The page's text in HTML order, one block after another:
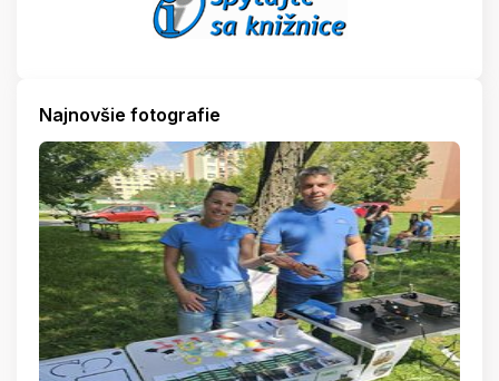
Najnovšie fotografie